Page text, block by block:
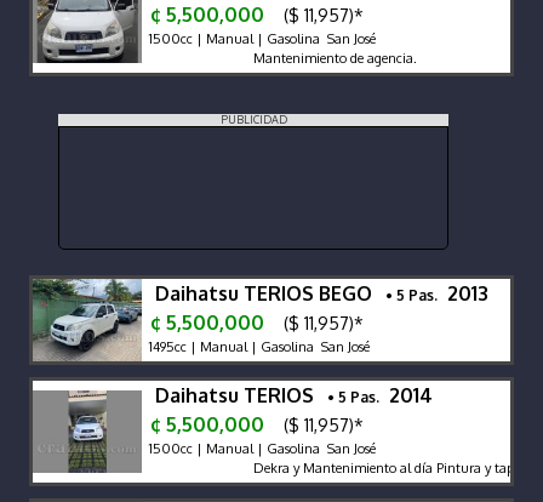
¢ 5,500,000
($ 11,957)*
1500cc | Manual | Gasolina San José
Mantenimiento de agencia.
PUBLICIDAD
Daihatsu TERIOS BEGO • 5 Pas. 2013
¢ 5,500,000
($ 11,957)*
1495cc | Manual | Gasolina San José
Daihatsu TERIOS • 5 Pas. 2014
¢ 5,500,000
($ 11,957)*
1500cc | Manual | Gasolina San José
Dekra y Mantenimiento al día Pintura y tapicería